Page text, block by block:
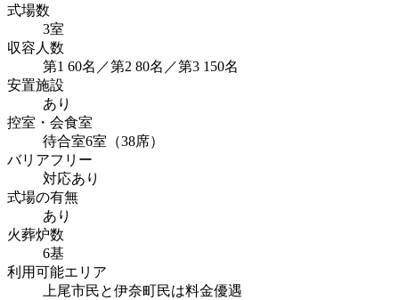
式場数
3室
収容人数
第1 60名／第2 80名／第3 150名
安置施設
あり
控室・会食室
待合室6室（38席）
バリアフリー
対応あり
式場の有無
あり
火葬炉数
6基
利用可能エリア
上尾市民と伊奈町民は料金優遇